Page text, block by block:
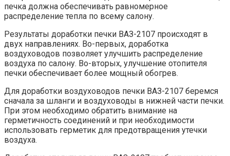
печка должна обеспечивать равномерное
распределение тепла по всему салону.
Результаты доработки печки ВАЗ-2107 происходят в
двух направлениях. Во-первых, доработка
воздуховодов позволяет улучшить распределение
воздуха по салону. Во-вторых, улучшение отопителя
печки обеспечивает более мощный обогрев.
Для доработки воздуховодов печки ВАЗ-2107 беремся
сначала за шланги и воздуховоды в нижней части печки.
При этом необходимо обратить внимание на
герметичность соединений и при необходимости
использовать герметик для предотвращения утечки
воздуха.